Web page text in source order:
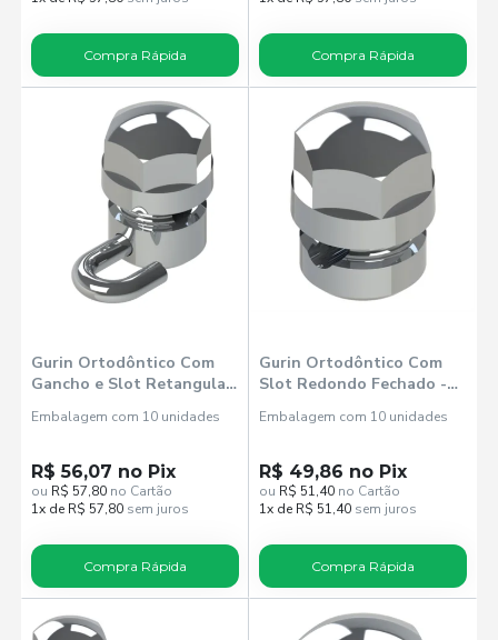
Compra Rápida Compra Rápida
Gurin Ortodôntico Com
Gancho e Slot Retangular
- Morelli
Embalagem com 10 unidades
R$ 56,07 no Pix
ou R$ 57,80 no Cartão
1x de R$ 57,80 sem juros
Compra Rápida
Gurin Ortodôntico Com
Slot Redondo Fechado -
Embalagem com 10 unidades
R$ 49,86 no Pix
ou R$ 51,40 no Cartão
1x de R$ 51,40 sem juros
Compra Rápida